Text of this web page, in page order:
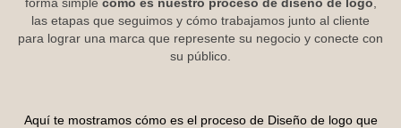
Tienda
las etapas que seguimos y cómo trabajamos junto al cliente
para lograr una marca que represente su negocio y conecte con
su público.
Aquí te mostramos cómo es el proceso de Diseño de logo que